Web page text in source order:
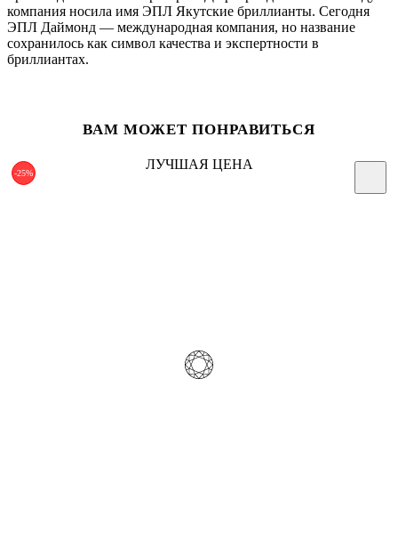
компания носила имя ЭПЛ Якутские бриллианты. Сегодня
ЭПЛ Даймонд — международная компания, но название
сохранилось как символ качества и экспертности в
бриллиантах.
ВАМ МОЖЕТ ПОНРАВИТЬСЯ
-25%
ЛУЧШАЯ ЦЕНА